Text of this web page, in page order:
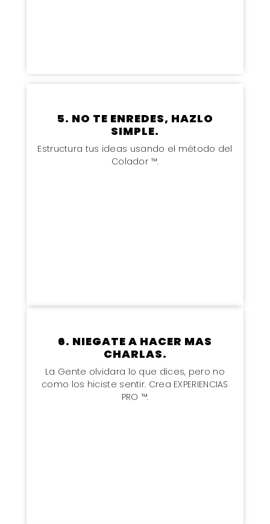
5. NO TE ENREDES, HAZLO
SIMPLE.
Estructura tus ideas usando el método del
Colador ™.
6. NIEGATE A HACER MAS
CHARLAS.
La Gente olvidara lo que dices, pero no
como los hiciste sentir. Crea EXPERIENCIAS
PRO ™.